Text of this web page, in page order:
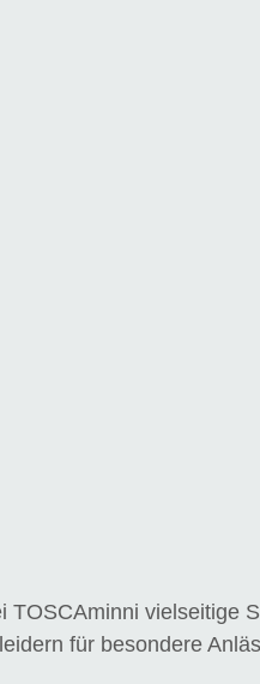
vielseitige
für besondere